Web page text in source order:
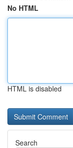
No HTML
HTML is disabled
Search